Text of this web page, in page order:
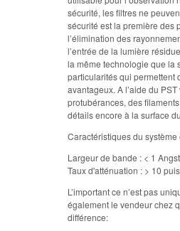
sécurité, les filtres ne
sécurité est la première des
l’élimination des
l’entrée de la lumière
la même technologie que la
particularités qui permettent
avantageux. A l’aide du
protubérances, des
détails encore à la surface
Caractéristiques du système
Largeur de bande : < 1
Taux d'atténuation : > 10
L’important ce n’est pas
également le vendeur chez
différence: